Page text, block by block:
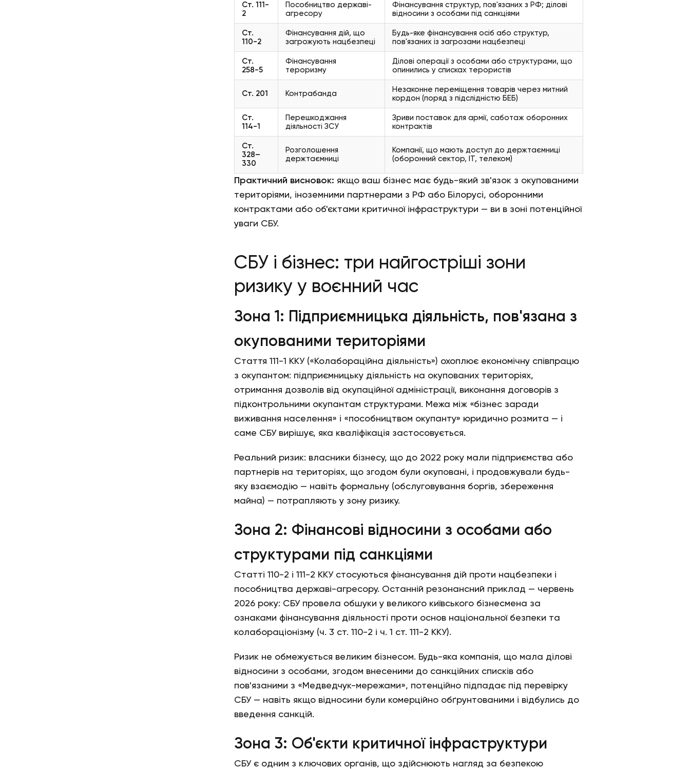
Ст. 111-
2
Пособництво державі-
агресору
Фінансування структур, пов'язаних з РФ; ділові
відносини з особами під санкціями
Ст.
110-2
Фінансування дій, що
загрожують нацбезпеці
Будь-яке фінансування осіб або структур,
пов'язаних із загрозами нацбезпеці
Ст.
258-5
Фінансування
тероризму
Ділові операції з особами або структурами, що
опинились у списках терористів
Ст. 201 Контрабанда
Незаконне переміщення товарів через митний
кордон (поряд з підслідністю БЕБ)
Ст.
114-1
Перешкоджання
діяльності ЗСУ
Зриви поставок для армії, саботаж оборонних
контрактів
Ст.
328–
330
Розголошення
держтаємниці
Компанії, що мають доступ до держтаємниці
(оборонний сектор, IT, телеком)
Практичний висновок: якщо ваш бізнес має будь-який зв'язок з окупованими
територіями, іноземними партнерами з РФ або Білорусі, оборонними
контрактами або об'єктами критичної інфраструктури — ви в зоні потенційної
уваги СБУ.
СБУ і бізнес: три найгостріші зони
ризику у воєнний час
Зона 1: Підприємницька діяльність, пов'язана з
окупованими територіями
Стаття 111-1 ККУ («Колабораційна діяльність») охоплює економічну співпрацю
з окупантом: підприємницьку діяльність на окупованих територіях,
отримання дозволів від окупаційної адміністрації, виконання договорів з
підконтрольними окупантам структурами. Межа між «бізнес заради
виживання населення» і «пособництвом окупанту» юридично розмита — і
саме СБУ вирішує, яка кваліфікація застосовується.
Реальний ризик: власники бізнесу, що до 2022 року мали підприємства або
партнерів на територіях, що згодом були окуповані, і продовжували будь-
яку взаємодію — навіть формальну (обслуговування боргів, збереження
майна) — потрапляють у зону ризику.
Зона 2: Фінансові відносини з особами або
структурами під санкціями
Статті 110-2 і 111-2 ККУ стосуються фінансування дій проти нацбезпеки і
пособництва державі-агресору. Останній резонансний приклад — червень
2026 року: СБУ провела обшуки у великого київського бізнесмена за
ознаками фінансування діяльності проти основ національної безпеки та
колабораціонізму (ч. 3 ст. 110-2 і ч. 1 ст. 111-2 ККУ).
Ризик не обмежується великим бізнесом. Будь-яка компанія, що мала ділові
відносини з особами, згодом внесеними до санкційних списків або
пов'язаними з «Медведчук-мережами», потенційно підпадає під перевірку
СБУ — навіть якщо відносини були комерційно обґрунтованими і відбулись до
введення санкцій.
Зона 3: Об'єкти критичної інфраструктури
СБУ є одним з ключових органів, що здійснюють нагляд за безпекою